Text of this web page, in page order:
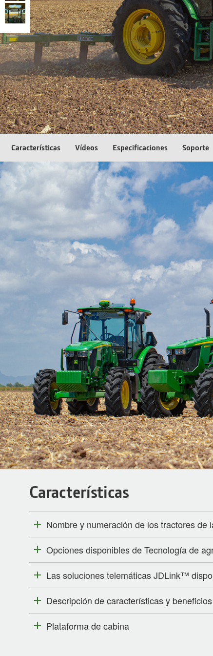
Características Vídeos Especificaciones Soporte
Características
Nombre y numeración de los tractores de
Opciones disponibles de Tecnología de
Las soluciones telemáticas JDLink™
Descripción de características y beneficios
Plataforma de cabina